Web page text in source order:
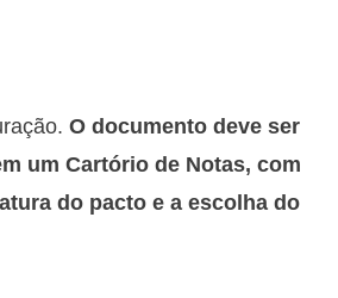
O documento deve ser
um Cartório de Notas, com
do pacto e a escolha do